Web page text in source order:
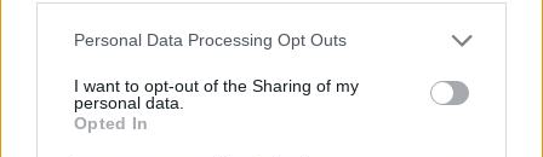
Personal Data Processing Opt Outs
I want to opt-out of the Sharing of my
personal data.
Opted In
Hallgatok. Mit mondhatnék a rideg szavakra?
– Csinálok egy rántottát. Muszáj enned. Hosszú út vár